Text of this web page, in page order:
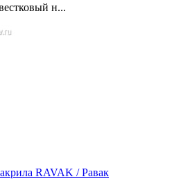
н...
RAVAK / Равак